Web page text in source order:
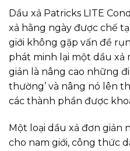
Dầu xả Patricks LITE
xả hằng ngày được chế
giới không gặp vấn đề
phát minh lại một dầu xả
giản là nâng cao những
thường’ và nâng nó lên
các thành phần được
Một loại dầu xả đơn giản
cho nam giới, công thức